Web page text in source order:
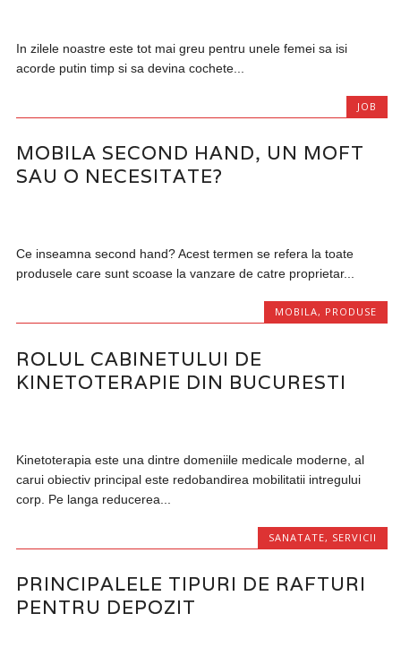
In zilele noastre este tot mai greu pentru unele femei sa isi
acorde putin timp si sa devina cochete...
JOB
MOBILA SECOND HAND, UN MOFT
SAU O NECESITATE?
Ce inseamna second hand? Acest termen se refera la toate
produsele care sunt scoase la vanzare de catre proprietar...
MOBILA, PRODUSE
ROLUL CABINETULUI DE
KINETOTERAPIE DIN BUCURESTI
Kinetoterapia este una dintre domeniile medicale moderne, al
carui obiectiv principal este redobandirea mobilitatii intregului
corp. Pe langa reducerea...
SANATATE, SERVICII
PRINCIPALELE TIPURI DE RAFTURI
PENTRU DEPOZIT